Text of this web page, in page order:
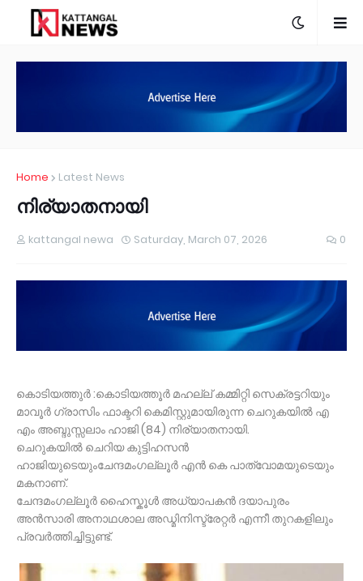
Home Latest News
നിര്യാതനായി
kattangal newa Saturday, March 07, 2026 0
കൊടിയത്തുർ :കൊടിയത്തൂർ മഹല്ല് കമ്മിറ്റി സെക്രട്ടറിയും
മാവൂർ ഗ്രാസിം ഫാക്ടറി കെമിസ്റ്റുമായിരുന്ന ചെറുകയിൽ എ
എം അബ്ദുസ്സലാം ഹാജി (84) നിര്യാതനായി.
ചെറുകയിൽ ചെറിയ കുട്ടിഹസൻ
ഹാജിയുടെയുംചേന്ദമംഗല്ലൂർ എൻ കെ പാത്വോമയുടെയും
മകനാണ്.
ചേന്ദമംഗല്ലൂർ ഹൈസ്കൂൾ അധ്യാപകൻ ദയാപുരം
അൻസാരി അനാഥശാല അഡ്മിനിസ്ട്രേറ്റർ എന്നീ തുറകളിലും
പ്രവർത്തിച്ചിട്ടുണ്ട്.